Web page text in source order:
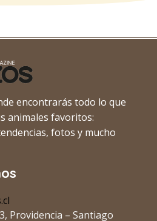
encontrarás todo lo que
animales favoritos:
fotos y mucho
Providencia – Santiago